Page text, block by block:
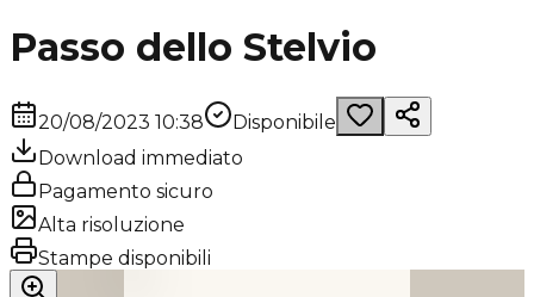
Passo dello Stelvio
20/08/2023 10:38
Disponibile
Download immediato
Pagamento sicuro
Alta risoluzione
Stampe disponibili